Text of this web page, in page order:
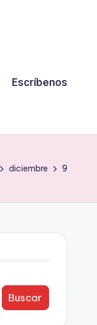
Escríbenos
diciembre 9
Buscar